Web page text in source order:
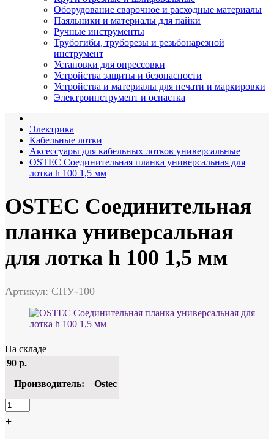
Оборудование сварочное и расходные материалы
Паяльники и материалы для пайки
Ручные инструменты
Трубогибы, труборезы и резьбонарезной
инструмент
Установки для опрессовки
Устройства защиты и безопасности
Устройства и материалы для печати и маркировки
Электроинструмент и оснастка
Электрика
Кабельные лотки
Аксессуары для кабельных лотков универсальные
OSTEC Соединительная планка универсальная для
лотка h 100 1,5 мм
OSTEC Соединительная
планка универсальная
для лотка h 100 1,5 мм
Артикул: СПУ-100
На складе
90 р.
Производитель:
Ostec
+